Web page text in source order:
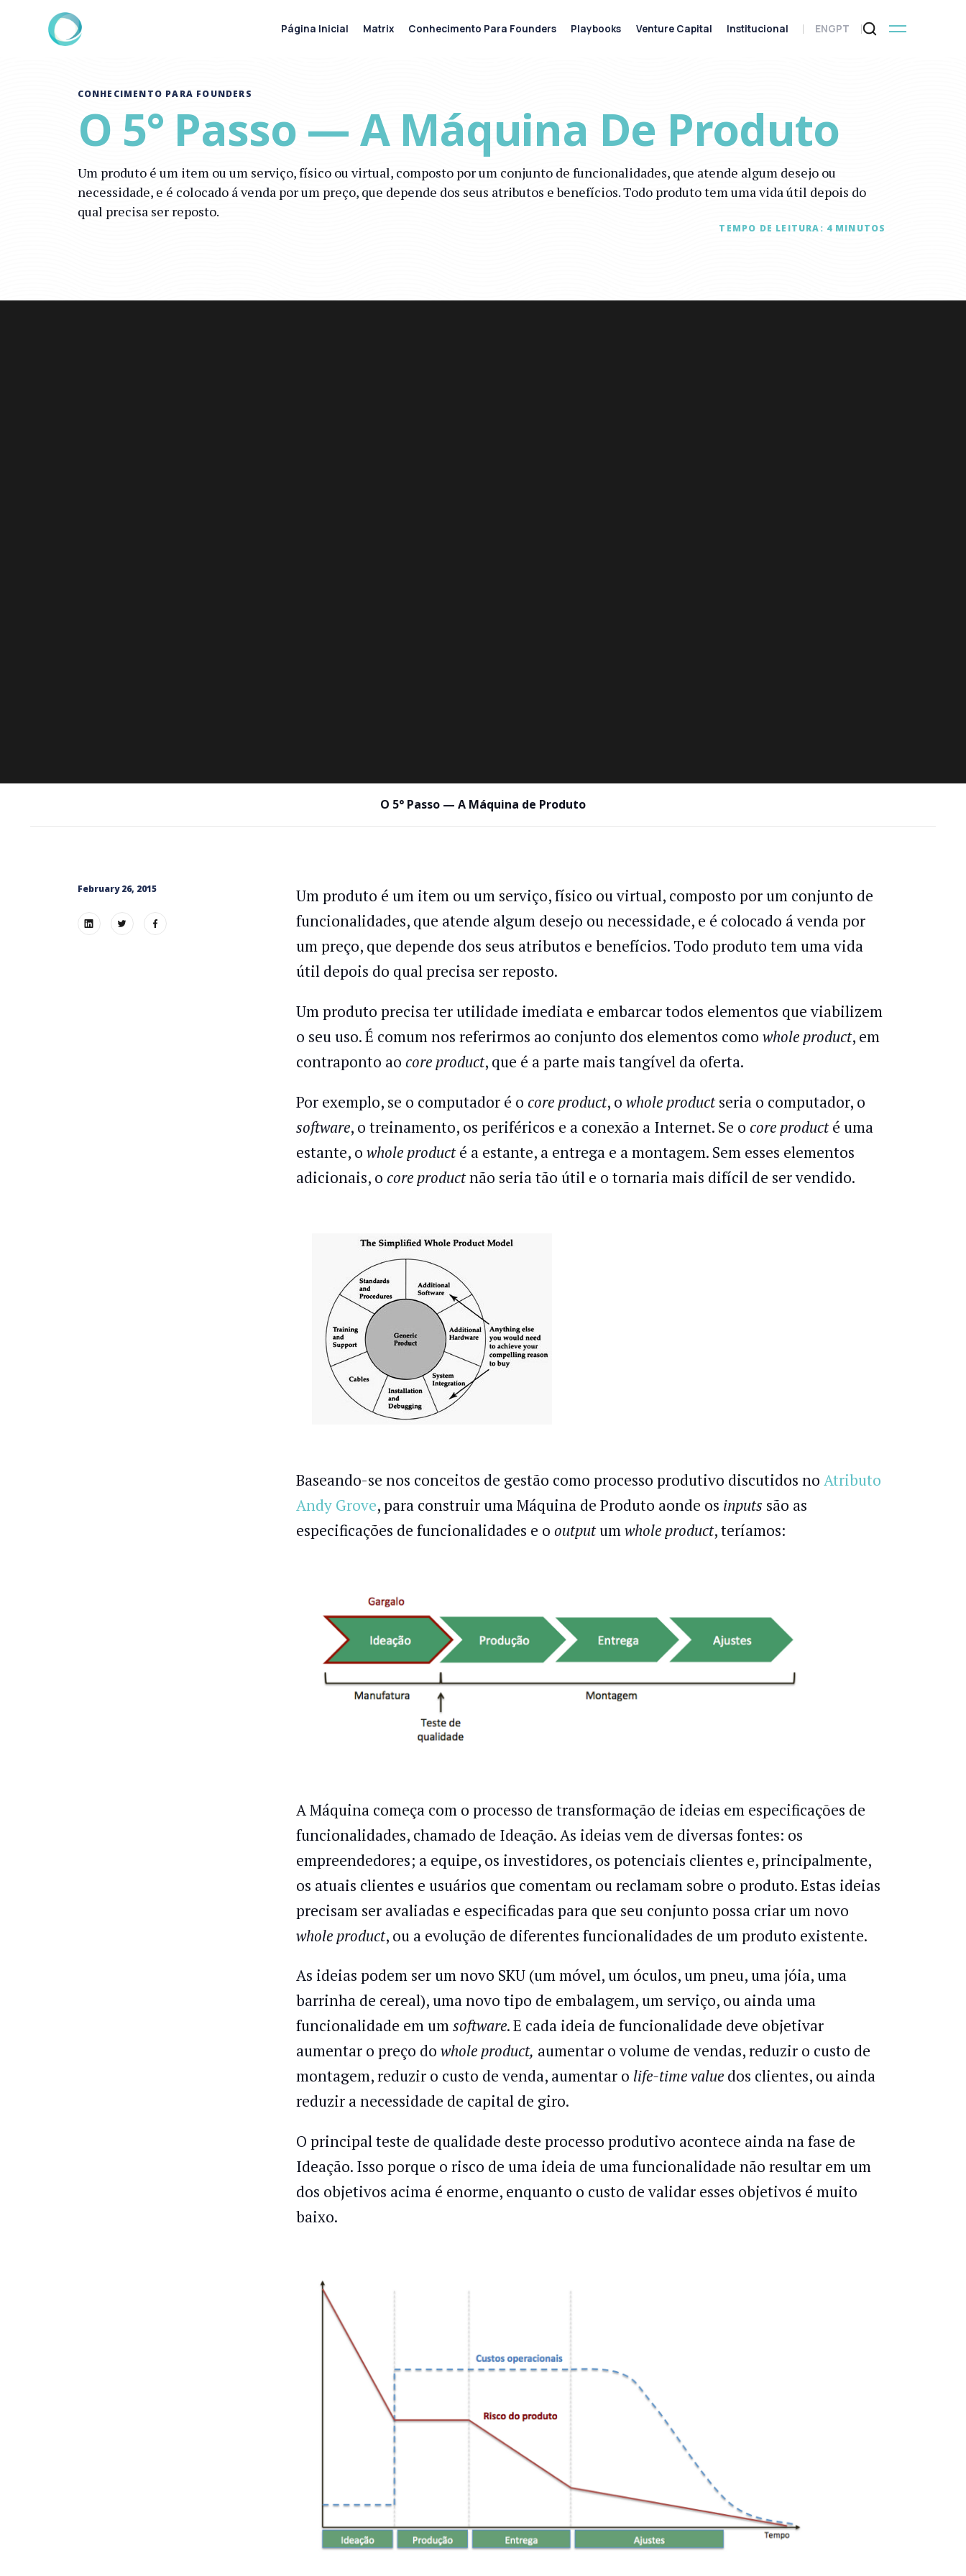
CONHECIMENTO PARA FOUNDERS
O 5° Passo — A Máquina De Produto
Um produto é um item ou um serviço, físico ou virtual, composto por um conjunto de funcionalidades, que atende algum desejo ou
necessidade, e é colocado á venda por um preço, que depende dos seus atributos e benefícios. Todo produto tem uma vida útil depois do
qual precisa ser reposto.
TEMPO DE LEITURA: 4 MINUTOS
O 5° Passo — A Máquina de Produto
February 26, 2015
Um produto é um item ou um serviço, físico ou virtual, composto por um conjunto de
funcionalidades, que atende algum desejo ou necessidade, e é colocado á venda por
um preço, que depende dos seus atributos e benefícios. Todo produto tem uma vida
útil depois do qual precisa ser reposto.
Um produto precisa ter utilidade imediata e embarcar todos elementos que viabilizem
o seu uso. É comum nos referirmos ao conjunto dos elementos como whole product, em
contraponto ao core product, que é a parte mais tangível da oferta.
Por exemplo, se o computador é o core product, o whole productseria o computador, o
software, o treinamento, os periféricos e a conexão a Internet. Se o core producté uma
estante, o whole producté a estante, a entrega e a montagem. Sem esses elementos
adicionais, o core productnão seria tão útil e o tornaria mais difícil de ser vendido.
Baseando-se nos conceitos de gestão como processo produtivo discutidos no Atributo
Andy Grove, para construir uma Máquina de Produto aonde os inputs são as
especificações de funcionalidades e o outputum whole product, teríamos:
A Máquina começa com o processo de transformação de ideias em especificaçōes de
funcionalidades, chamado de Ideação. As ideias vem de diversas fontes: os
empreendedores; a equipe, os investidores, os potenciais clientes e, principalmente,
os atuais clientes e usuários que comentam ou reclamam sobre o produto. Estas ideias
precisam ser avaliadas e especificadas para que seu conjunto possa criar um novo
whole product, ou a evolução de diferentes funcionalidades de um produto existente.
As ideias podem ser um novo SKU (um móvel, um óculos, um pneu, uma jóia, uma
barrinha de cereal), uma novo tipo de embalagem, um serviço, ou ainda uma
funcionalidade em umsoftware. E cada ideia de funcionalidade deve objetivar
aumentar o preço do whole product, aumentar o volume de vendas, reduzir o custo de
montagem, reduzir o custo de venda, aumentar o life-time value dos clientes, ou ainda
reduzir a necessidade de capital de giro.
O principal teste de qualidade deste processo produtivo acontece ainda na fase de
Ideação. Isso porque o risco de uma ideia de uma funcionalidade não resultar em um
dos objetivos acima é enorme, enquanto o custo de validar esses objetivos é muito
baixo.
Página Inicial Matrix Conhecimento Para Founders Playbooks Venture Capital Institucional ENGPT